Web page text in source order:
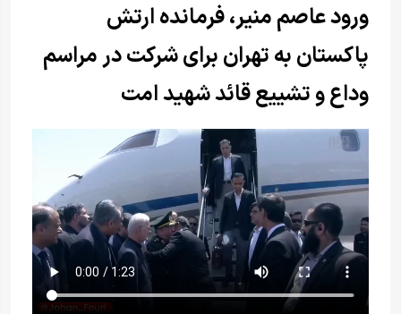
ورود عاصم منیر، فرمانده ارتش
پاکستان به تهران برای شرکت در مراسم
وداع و تشییع قائد شهید امت